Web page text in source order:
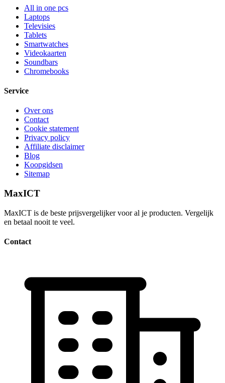
All in one pcs
Laptops
Televisies
Tablets
Smartwatches
Videokaarten
Soundbars
Chromebooks
Service
Over ons
Contact
Cookie statement
Privacy policy
Affiliate disclaimer
Blog
Koopgidsen
Sitemap
MaxICT
MaxICT is de beste prijsvergelijker voor al je producten. Vergelijk
en betaal nooit te veel.
Contact